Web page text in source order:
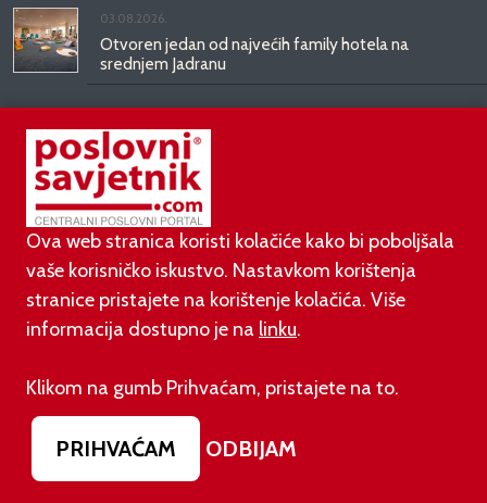
03.08.2026.
Otvoren jedan od najvećih family hotela na
srednjem Jadranu
01.08.2026.
Novi zakon o najmu bolje štiti najmoprimce, ali i
najmodavce
31.07.2026.
Domaća vina bez konkurencije: bira ih 90 posto
hrvatskih potrošača
godinama ruglo zapadnog Zagreba
PODUZETNIŠTVO
Ova web stranica koristi kolačiće kako bi poboljšala
vaše korisničko iskustvo. Nastavkom korištenja
stranice pristajete na korištenje kolačića. Više
informacija dostupno je na linku.
Klikom na gumb Prihvaćam, pristajete na to.
PRIHVAĆAM ODBIJAM